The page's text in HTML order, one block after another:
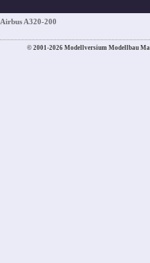
Airbus A320-200
© 2001-2026 Modellversium Modellbau